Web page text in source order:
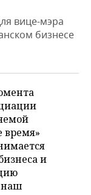
вице-мэра
бизнесе
время»
и
наш